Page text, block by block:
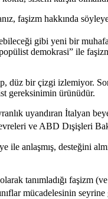
faşizm hakkında
gibi yeni bir
demokrasi” ile
düz bir çizgi izlemiyor.
gereksinimin ürünüdür.
uyandıran İtalyan
ve ABD Dışişleri
anlaşmış, desteğini
tanımladığı
mücadelesinin